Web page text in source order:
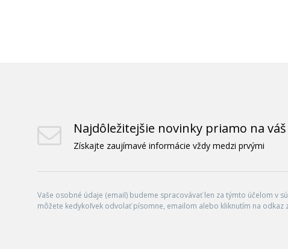
Najdôležitejšie novinky priamo na
Získajte zaujímavé informácie vždy medzi prvými
Vaše osobné údaje (email) budeme spracovávať len za týmto účelom v
môžete kedykoľvek odvolať písomne, emailom alebo kliknutím na